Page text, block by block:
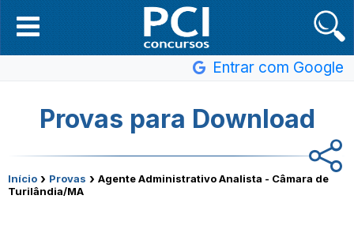
Entrar com Google
Provas para Download
Início › Provas › Agente Administrativo Analista - Câmara de
Turilândia/MA